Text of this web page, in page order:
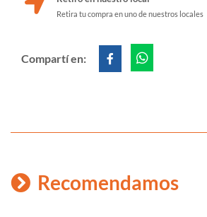
Retira tu compra en uno de nuestros locales
Compartí en:
Recomendamos